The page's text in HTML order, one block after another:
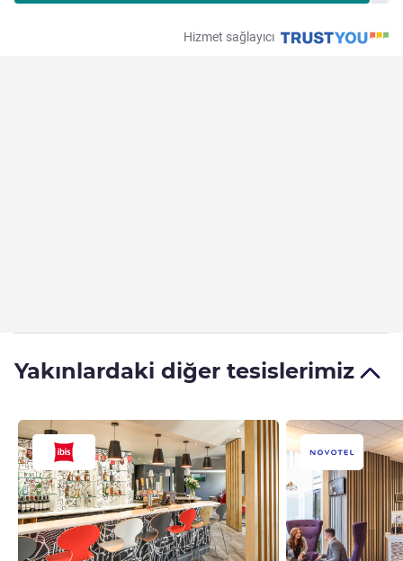
Hizmet sağlayıcı
Yakınlardaki diğer tesislerimiz